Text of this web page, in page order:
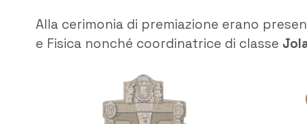
Alla cerimonia di premiazione erano
e Fisica nonché coordinatrice di classe